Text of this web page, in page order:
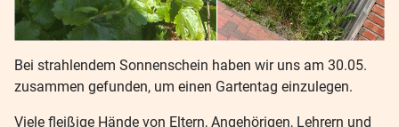
Bei strahlendem Sonnenschein haben wir uns am 30.05.
zusammen gefunden, um einen Gartentag einzulegen.
Viele fleißige Hände von Eltern, Angehörigen, Lehrern und